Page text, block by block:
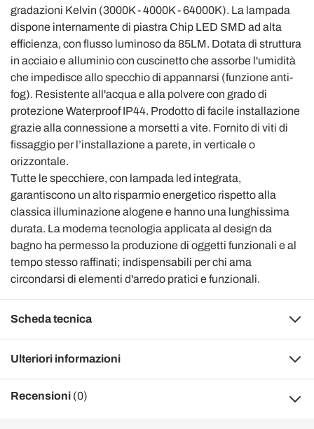
gradazioni Kelvin (3000K - 4000K - 64000K). La lampada
dispone internamente di piastra Chip LED SMD ad alta
efficienza, con flusso luminoso da 85LM. Dotata di struttura
in acciaio e alluminio con cuscinetto che assorbe l'umidità
che impedisce allo specchio di appannarsi (funzione anti-
fog). Resistente all'acqua e alla polvere con grado di
protezione Waterproof IP44. Prodotto di facile installazione
grazie alla connessione a morsetti a vite. Fornito di viti di
fissaggio per l’installazione a parete, in verticale o
orizzontale.
Tutte le specchiere, con lampada led integrata,
garantiscono un alto risparmio energetico rispetto alla
classica illuminazione alogene e hanno una lunghissima
durata. La moderna tecnologia applicata al design da
bagno ha permesso la produzione di oggetti funzionali e al
tempo stesso raffinati; indispensabili per chi ama
circondarsi di elementi d'arredo pratici e funzionali.
Scheda tecnica
Ulteriori informazioni
Recensioni (0)